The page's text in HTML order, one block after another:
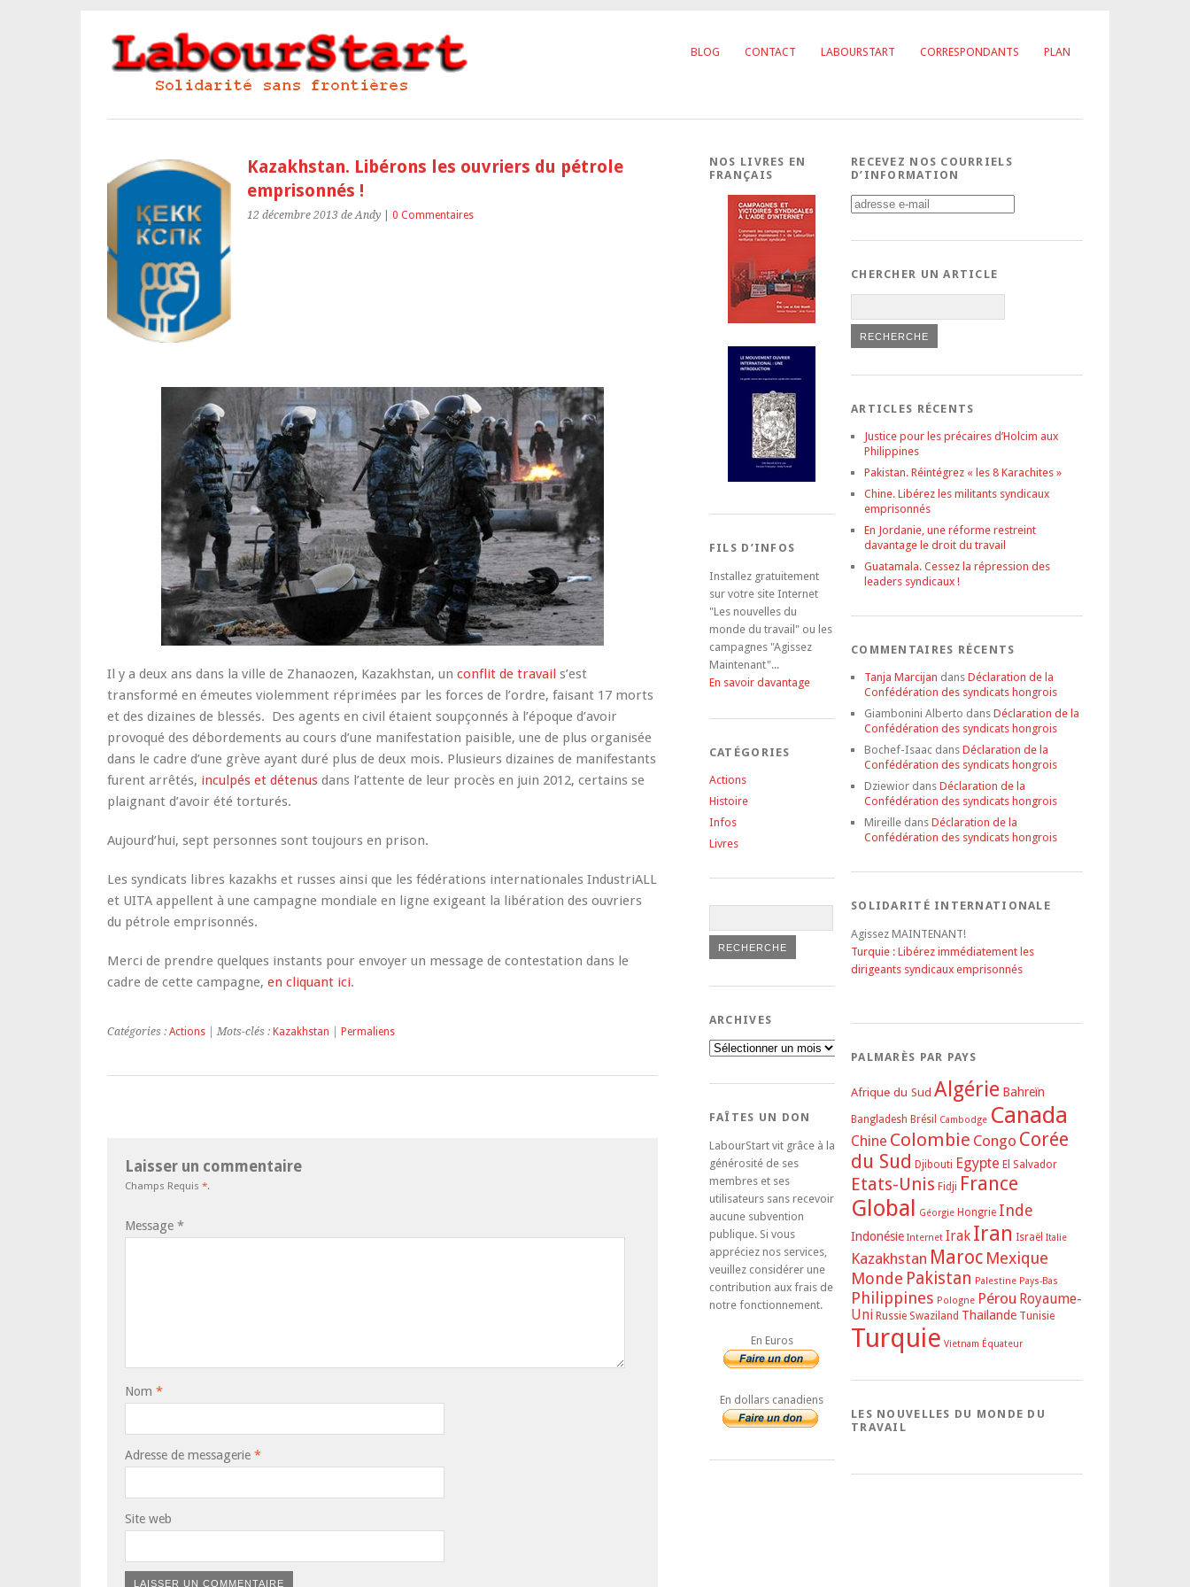
BLOG CONTACT LABOURSTART CORRESPONDANTS PLAN
Kazakhstan. Libérons les ouvriers du pétrole
emprisonnés !
12 décembre 2013 de Andy| 0 Commentaires
Il y a deux ans dans la ville de Zhanaozen, Kazakhstan, un conflit de travail s’est
transformé en émeutes violemment réprimées par les forces de l’ordre, faisant 17 morts
et des dizaines de blessés. Des agents en civil étaient soupçonnés à l’époque d’avoir
provoqué des débordements au cours d’une manifestation paisible, une de plus organisée
dans le cadre d’une grève ayant duré plus de deux mois. Plusieurs dizaines de manifestants
furent arrêtés, inculpés et détenus dans l’attente de leur procès en juin 2012, certains se
plaignant d’avoir été torturés.
Aujourd’hui, sept personnes sont toujours en prison.
Les syndicats libres kazakhs et russes ainsi que les fédérations internationales IndustriALL
et UITA appellent à une campagne mondiale en ligne exigeant la libération des ouvriers
du pétrole emprisonnés.
Merci de prendre quelques instants pour envoyer un message de contestation dans le
cadre de cette campagne, en cliquant ici.
Catégories : Actions | Mots-clés : Kazakhstan Permaliens
Laisser un commentaire
Champs Requis *.
Message *
Nom *
Adresse de messagerie *
Site web
NOS LIVRES EN
FRANÇAIS
FILS D’INFOS
Installez gratuitement
sur votre site Internet
"Les nouvelles du
monde du travail" ou les
campagnes "Agissez
Maintenant"...
En savoir davantage
CATÉGORIES
Actions
Histoire
Infos
Livres
ARCHIVES
Archives
FAÎTES UN DON
LabourStart vit grâce à la
générosité de ses
membres et ses
utilisateurs sans recevoir
aucune subvention
publique. Si vous
appréciez nos services,
veuillez considérer une
contribution aux frais de
notre fonctionnement.
En Euros
En dollars canadiens
RECEVEZ NOS COURRIELS
D’INFORMATION
CHERCHER UN ARTICLE
ARTICLES RÉCENTS
Justice pour les précaires d’Holcim aux
Philippines
Pakistan. Réintégrez « les 8 Karachites »
Chine. Libérez les militants syndicaux
emprisonnés
En Jordanie, une réforme restreint
davantage le droit du travail
Guatamala. Cessez la répression des
leaders syndicaux !
COMMENTAIRES RÉCENTS
Tanja Marcijan dans Déclaration de la
Confédération des syndicats hongrois
Giambonini Alberto dans Déclaration de la
Confédération des syndicats hongrois
Bochef-Isaac dans Déclaration de la
Confédération des syndicats hongrois
Dziewior dans Déclaration de la
Confédération des syndicats hongrois
Mireille dans Déclaration de la
Confédération des syndicats hongrois
SOLIDARITÉ INTERNATIONALE
Agissez MAINTENANT!
Turquie : Libérez immédiatement les
dirigeants syndicaux emprisonnés
PALMARÈS PAR PAYS
Afrique du Sud Algérie Bahreïn
Bangladesh Brésil Cambodge Canada
Chine Colombie Congo Corée
du Sud Djibouti Egypte El Salvador
Etats-Unis Fidji France
Global Géorgie Hongrie Inde
Indonésie Internet Irak Iran Israël Italie
Kazakhstan Maroc Mexique
Monde Pakistan Palestine Pays-Bas
Philippines Pologne Pérou Royaume-
Uni Russie Swaziland Thailande Tunisie
Turquie Vietnam Équateur
LES NOUVELLES DU MONDE DU
TRAVAIL